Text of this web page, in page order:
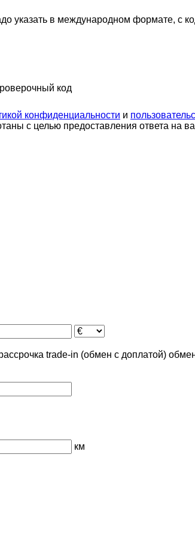
указать в международном формате, с
код
конфиденциальности и
с целью предоставления ответа на
trade-in (обмен с доплатой)
км